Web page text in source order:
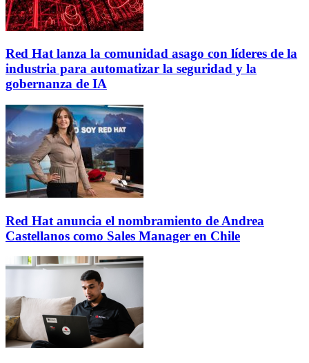
Red Hat lanza la comunidad asago con líderes de la
industria para automatizar la seguridad y la
gobernanza de IA
Red Hat anuncia el nombramiento de Andrea
Castellanos como Sales Manager en Chile